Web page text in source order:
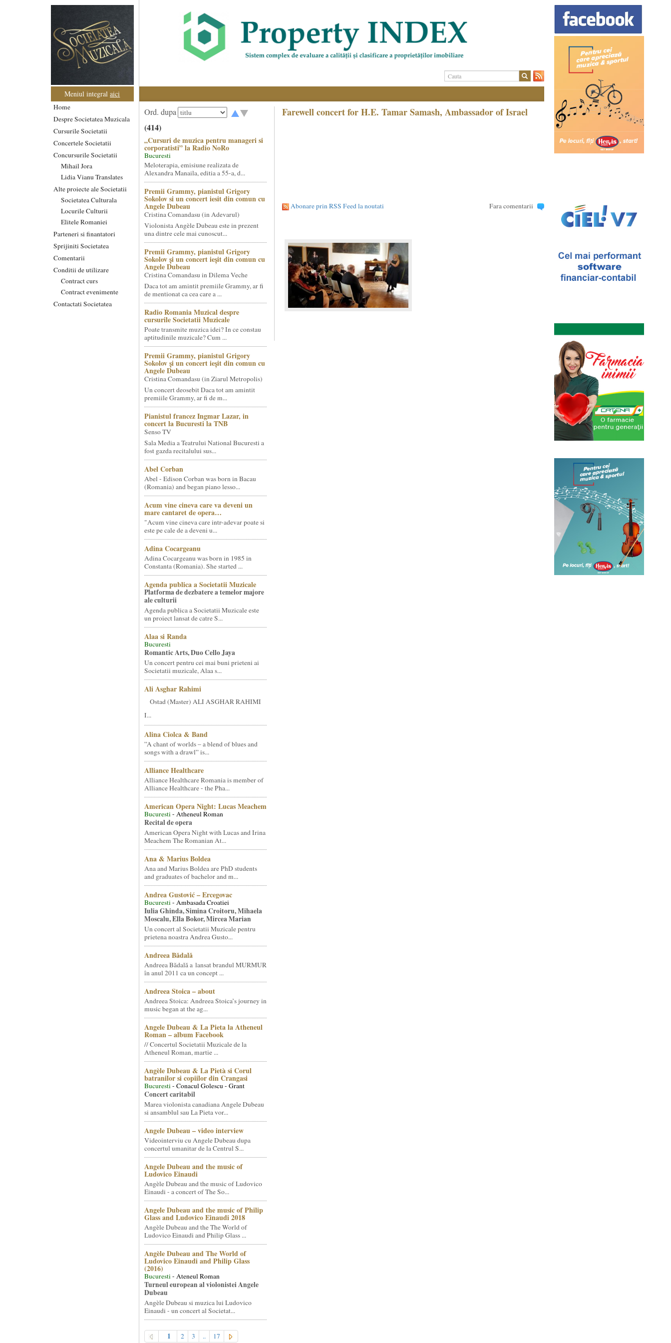
Meniul integralaici
Home
Despre Societatea Muzicala
Cursurile Societatii
Concertele Societatii
Concursurile Societatii
Mihail Jora
Lidia Vianu Translates
Alte proiecte ale Societatii
Societatea Culturala
Locurile Culturii
Elitele Romaniei
Parteneri si finantatori
Sprijiniti Societatea
Comentarii
Conditii de utilizare
Contract curs
Contract evenimente
Contactati Societatea
Ord. dupa
(414)
„Cursuri de muzica pentru manageri si
corporatisti” la Radio NoRo
Bucuresti
Meloterapia, emisiune realizata de
Alexandra Manaila, editia a 55-a, d...
Premii Grammy, pianistul Grigory
Sokolov si un concert iesit din comun cu
Angele Dubeau
Cristina Comandasu (in Adevarul)
Violonista Angèle Dubeau este in prezent
una dintre cele mai cunoscut...
Premii Grammy, pianistul Grigory
Sokolov și un concert ieșit din comun cu
Angele Dubeau
Cristina Comandasu in Dilema Veche
Daca tot am amintit premiile Grammy, ar fi
de mentionat ca cea care a ...
Radio Romania Muzical despre
cursurile Societatii Muzicale
Poate transmite muzica idei? In ce constau
aptitudinile muzicale? Cum ...
Premii Grammy, pianistul Grigory
Sokolov și un concert ieșit din comun cu
Angele Dubeau
Cristina Comandasu (in Ziarul Metropolis)
Un concert deosebit Daca tot am amintit
premiile Grammy, ar fi de m...
Pianistul francez Ingmar Lazar, in
concert la Bucuresti la TNB
Senso TV
Sala Media a Teatrului National Bucuresti a
fost gazda recitalului sus...
Abel Corban
Abel - Edison Corban was born in Bacau
(Romania) and began piano lesso...
Acum vine cineva care va deveni un
mare cantaret de opera…
"Acum vine cineva care intr-adevar poate si
este pe cale de a deveni u...
Adina Cocargeanu
Adina Cocargeanu was born in 1985 in
Constanta (Romania). She started ...
Agenda publica a Societatii Muzicale
Platforma de dezbatere a temelor majore
ale culturii
Agenda publica a Societatii Muzicale este
un proiect lansat de catre S...
Alaa si Randa
Bucuresti
Romantic Arts, Duo Cello Jaya
Un concert pentru cei mai buni prieteni ai
Societatii muzicale, Alaa s...
Ali Asghar Rahimi
Ostad (Master) ALI ASGHAR RAHIMI
I...
Alina Ciolca & Band
”A chant of worlds – a blend of blues and
songs with a drawl” is...
Alliance Healthcare
Alliance Healthcare Romania is member of
Alliance Healthcare - the Pha...
American Opera Night: Lucas Meachem
Bucuresti- Atheneul Roman
Recital de opera
American Opera Night with Lucas and Irina
Meachem The Romanian At...
Ana & Marius Boldea
Ana and Marius Boldea are PhD students
and graduates of bachelor and m...
Andrea Gustović – Ercegovac
Bucuresti- Ambasada Croatiei
Iulia Ghinda, Simina Croitoru, Mihaela
Moscalu, Ella Bokor, Mircea Marian
Un concert al Societatii Muzicale pentru
prietena noastra Andrea Gusto...
Andreea Bădală
Andreea Bădală a lansat brandul MURMUR
în anul 2011 ca un concept ...
Andreea Stoica – about
Andreea Stoica: Andreea Stoica’s journey in
music began at the ag...
Angele Dubeau & La Pieta la Atheneul
Roman – album Facebook
// Concertul Societatii Muzicale de la
Atheneul Roman, martie ...
Angèle Dubeau & La Pietà si Corul
batranilor si copiilor din Crangasi
Bucuresti- Conacul Golescu - Grant
Concert caritabil
Marea violonista canadiana Angele Dubeau
si ansamblul sau La Pieta vor...
Angele Dubeau – video interview
Videointerviu cu Angele Dubeau dupa
concertul umanitar de la Centrul S...
Angele Dubeau and the music of
Ludovico Einaudi
Angèle Dubeau and the music of Ludovico
Einaudi - a concert of The So...
Angele Dubeau and the music of Philip
Glass and Ludovico Einaudi 2018
Angèle Dubeau and the The World of
Ludovico Einaudi and Philip Glass ...
Angèle Dubeau and The World of
Ludovico Einaudi and Philip Glass
(2016)
Bucuresti- Ateneul Roman
Turneul european al violonistei Angele
Dubeau
Angèle Dubeau si muzica lui Ludovico
Einaudi - un concert al Societat...
1 2 3 .. 17
Farewell concert for H.E. Tamar Samash, Ambassador of Israel
Abonare prin RSS Feed la noutati Fara comentarii